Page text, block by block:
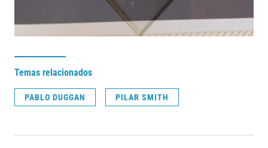
Temas relacionados
PABLO DUGGAN PILAR SMITH